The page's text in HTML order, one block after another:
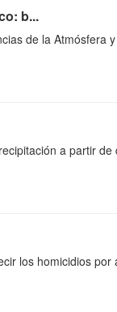
b...
de la Atmósfera
a partir de
los homicidios por